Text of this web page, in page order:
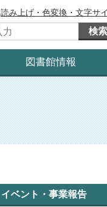
読み上げ・色変換・文字サ
検索
図書館情報
イベント・事業報告